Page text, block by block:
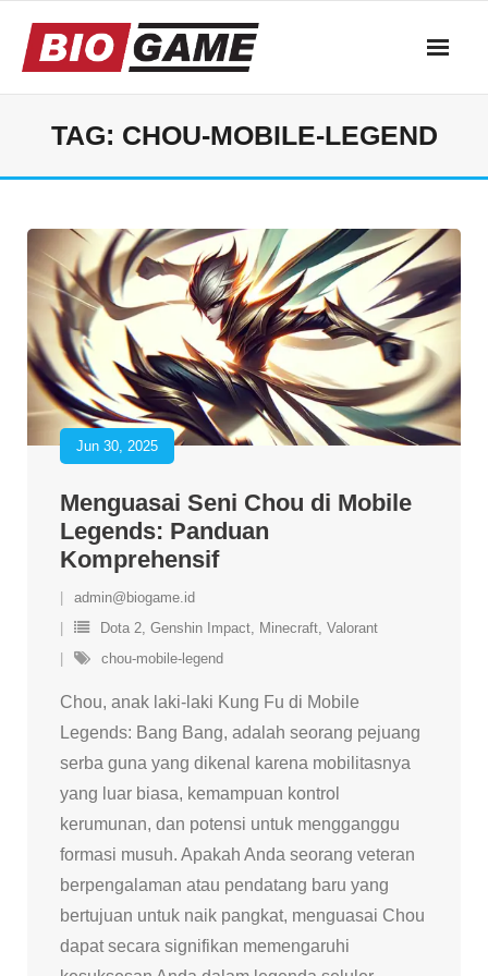
content
TAG: CHOU-MOBILE-LEGEND
Menguasai Seni Chou di Mobile
Legends: Panduan
Komprehensif
Jun 30, 2025
admin@biogame.id
Dota 2, Genshin Impact, Minecraft, Valorant
chou-mobile-legend
Chou, anak laki-laki Kung Fu di Mobile
Legends: Bang Bang, adalah seorang pejuang
serba guna yang dikenal karena mobilitasnya
yang luar biasa, kemampuan kontrol
kerumunan, dan potensi untuk mengganggu
formasi musuh. Apakah Anda seorang veteran
berpengalaman atau pendatang baru yang
bertujuan untuk naik pangkat, menguasai Chou
dapat secara signifikan memengaruhi